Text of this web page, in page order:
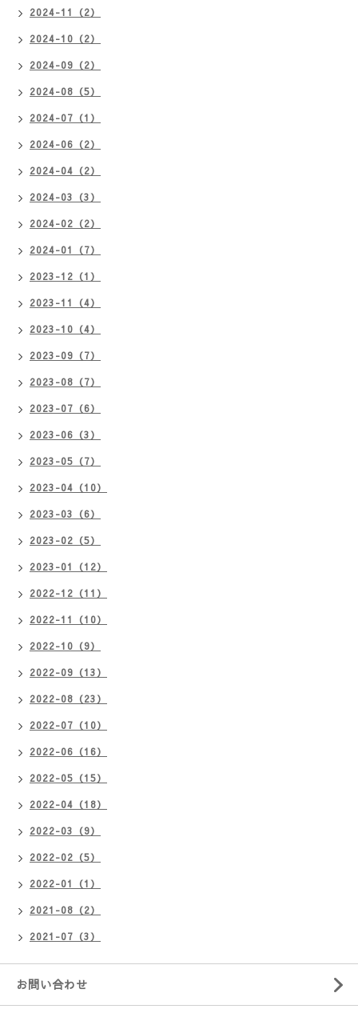
2024-11（2）
2024-10（2）
2024-09（2）
2024-08（5）
2024-07（1）
2024-06（2）
2024-04（2）
2024-03（3）
2024-02（2）
2024-01（7）
2023-12（1）
2023-11（4）
2023-10（4）
2023-09（7）
2023-08（7）
2023-07（6）
2023-06（3）
2023-05（7）
2023-04（10）
2023-03（6）
2023-02（5）
2023-01（12）
2022-12（11）
2022-11（10）
2022-10（9）
2022-09（13）
2022-08（23）
2022-07（10）
2022-06（16）
2022-05（15）
2022-04（18）
2022-03（9）
2022-02（5）
2022-01（1）
2021-08（2）
2021-07（3）
お問い合わせ